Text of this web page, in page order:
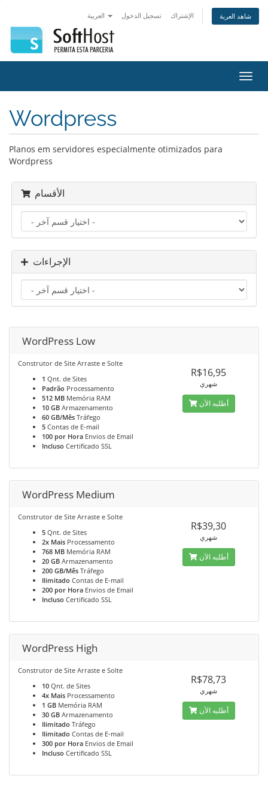
تسجيل الدخول الإشتراك شاهد العربة
تبديل
التنقل
Wordpress
Planos em servidores especialmente otimizados para
Wordpress
الأقسام
الإجراءات
WordPress Low
Construtor de Site Arraste e Solte
1 Qnt. de Sites
Padrão Processamento
512 MB Memória RAM
10 GB Armazenamento
60 GB/Mês Tráfego
5 Contas de E-mail
100 por Hora Envios de Email
Incluso Certificado SSL
R$16,95
شهري
أطلبه الآن
WordPress Medium
Construtor de Site Arraste e Solte
5 Qnt. de Sites
2x Mais Processamento
768 MB Memória RAM
20 GB Armazenamento
200 GB/Mês Tráfego
Ilimitado Contas de E-mail
200 por Hora Envios de Email
Incluso Certificado SSL
R$39,30
شهري
أطلبه الآن
WordPress High
Construtor de Site Arraste e Solte
10 Qnt. de Sites
4x Mais Processamento
1 GB Memória RAM
30 GB Armazenamento
Ilimitado Tráfego
Ilimitado Contas de E-mail
300 por Hora Envios de Email
Incluso Certificado SSL
R$78,73
شهري
أطلبه الآن